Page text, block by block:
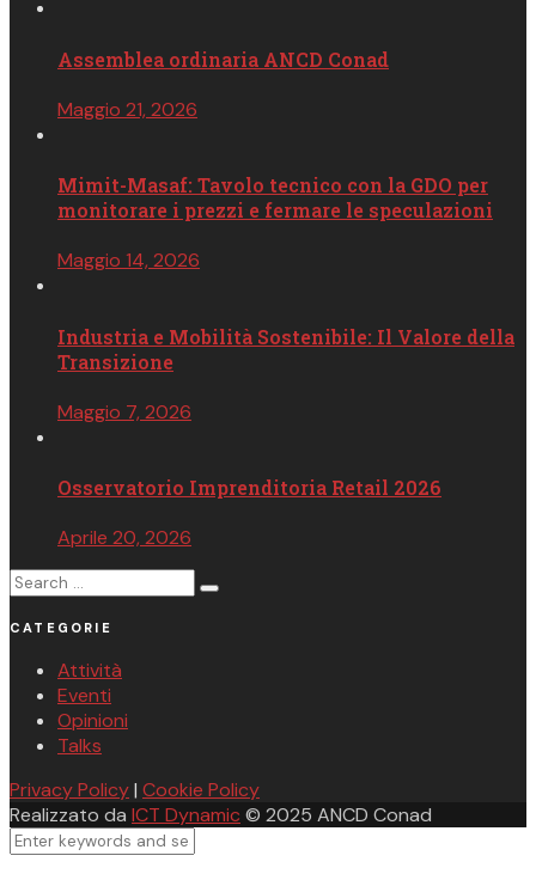
Assemblea ordinaria ANCD Conad
Maggio 21, 2026
Mimit-Masaf: Tavolo tecnico con la GDO per
monitorare i prezzi e fermare le speculazioni
Maggio 14, 2026
Industria e Mobilità Sostenibile: Il Valore della
Transizione
Maggio 7, 2026
Osservatorio Imprenditoria Retail​ 2026
Aprile 20, 2026
Search
Search
CATEGORIE
Attività
Eventi
Opinioni
Talks
Privacy Policy| Cookie Policy
Realizzato da ICT Dynamic © 2025 ANCD Conad
Close